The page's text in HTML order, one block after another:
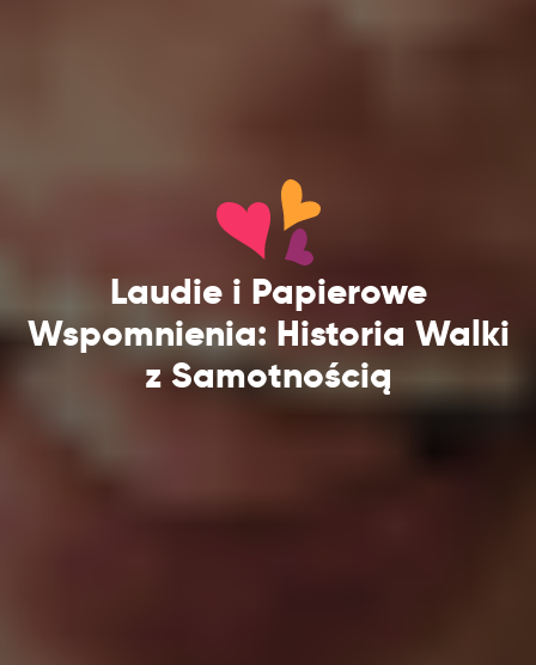
Laudie i Papierowe
Wspomnienia: Historia Walki
z Samotnością